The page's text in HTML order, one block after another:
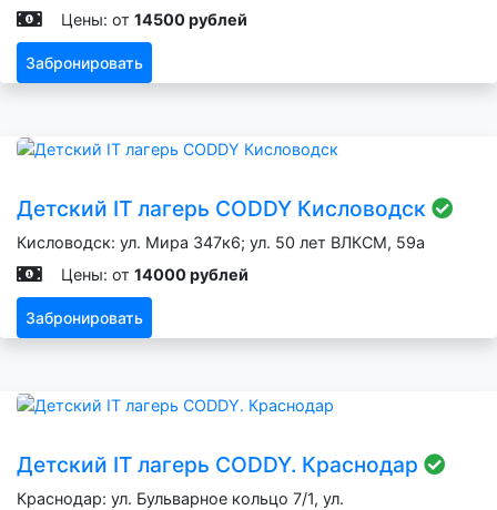
Цены: от 14500 рублей
Забронировать
Детский IT лагерь CODDY Кисловодск
Кисловодск: ул. Мира 347к6; ул. 50 лет ВЛКСМ, 59а
Цены: от 14000 рублей
Забронировать
Детский IT лагерь CODDY. Краснодар
Краснодар: ул. Бульварное кольцо 7/1, ул.